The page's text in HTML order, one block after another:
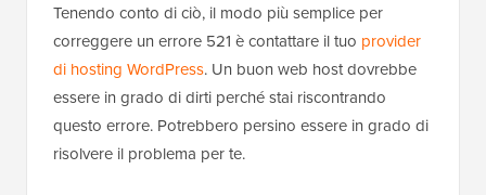
Tenendo conto di ciò, il modo più semplice per
correggere un errore 521 è contattare il tuo provider
di hosting WordPress. Un buon web host dovrebbe
essere in grado di dirti perché stai riscontrando
questo errore. Potrebbero persino essere in grado di
risolvere il problema per te.